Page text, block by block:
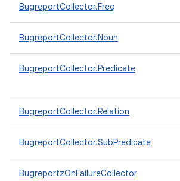
BugreportCollector.Freq
BugreportCollector.Noun
BugreportCollector.Predicate
BugreportCollector.Relation
BugreportCollector.SubPredicate
BugreportzOnFailureCollector